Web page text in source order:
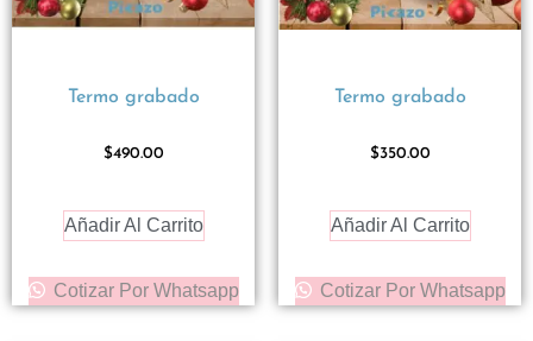
Termo grabado
$490.00
Añadir Al Carrito
Cotizar Por Whatsapp
Termo grabado
$350.00
Añadir Al Carrito
Cotizar Por Whatsapp